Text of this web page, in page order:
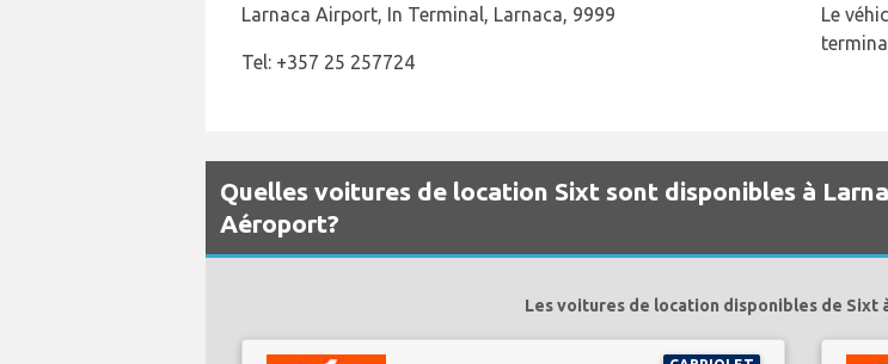
Larnaca Airport, In Terminal, Larnaca, 9999
Tel: +357 25 257724
Le
Quelles voitures de location Sixt sont disponibles à
Aéroport?
Les voitures de location disponibles de Sixt